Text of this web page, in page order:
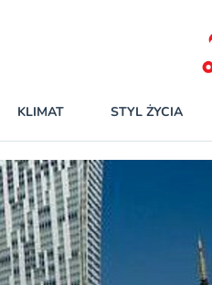
KLIMAT STYL ŻYCIA